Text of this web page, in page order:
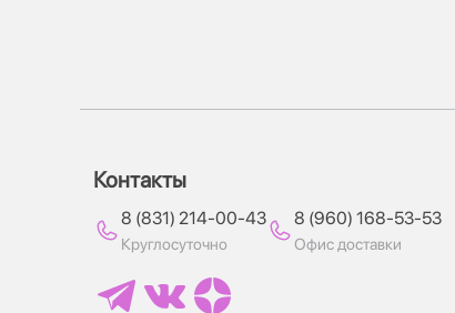
Контакты
8 (831) 214-00-43
Круглосуточно
8 (960) 168-53-53
Офис доставки